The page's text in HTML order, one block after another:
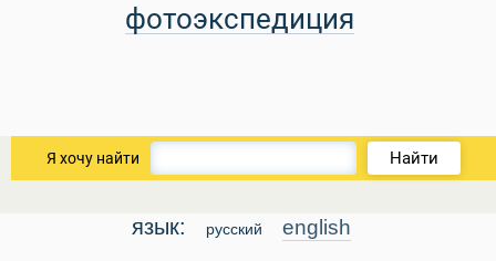
фотоэкспедиция
Я хочу найти Найти
язык: русский english